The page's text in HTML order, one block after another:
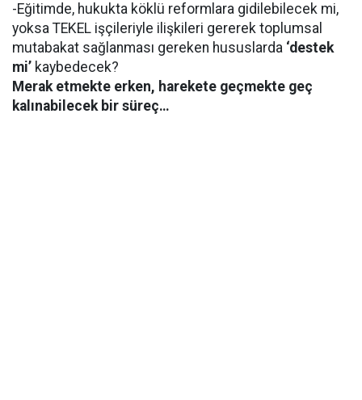
-Eğitimde, hukukta köklü reformlara gidilebilecek mi,
yoksa TEKEL işçileriyle ilişkileri gererek toplumsal
mutabakat sağlanması gereken hususlarda ‘destek
mi’ kaybedecek?
Merak etmekte erken, harekete geçmekte geç
kalınabilecek bir süreç…